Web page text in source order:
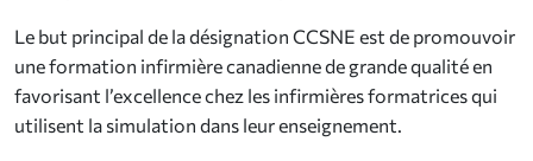
Le but principal de la désignation CCSNE est de promouvoir
une formation infirmière canadienne de grande qualité en
favorisant l’excellence chez les infirmières formatrices qui
utilisent la simulation dans leur enseignement.